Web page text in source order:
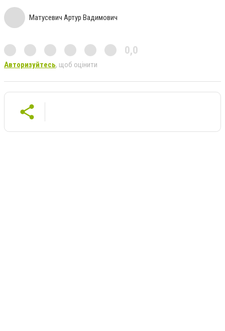
Матусевич Артур Вадимович
0,0
Авторизуйтесь, щоб оцінити